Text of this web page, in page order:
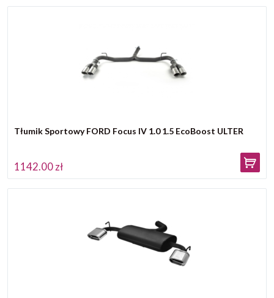
Tłumik Sportowy FORD Focus IV 1.0 1.5 EcoBoost ULTER
1142.00 zł